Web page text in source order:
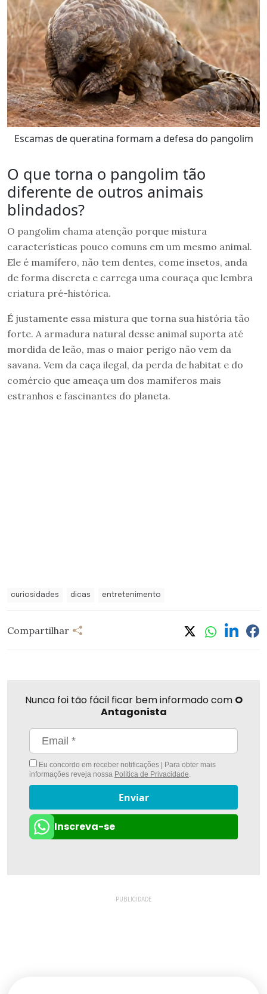
Escamas de queratina formam a defesa do pangolim
O que torna o pangolim tão
diferente de outros animais
blindados?
O pangolim chama atenção porque mistura
características pouco comuns em um mesmo animal.
Ele é mamífero, não tem dentes, come insetos, anda
de forma discreta e carrega uma couraça que lembra
criatura pré-histórica.
É justamente essa mistura que torna sua história tão
forte. A armadura natural desse animal suporta até
mordida de leão, mas o maior perigo não vem da
savana. Vem da caça ilegal, da perda de habitat e do
comércio que ameaça um dos mamíferos mais
estranhos e fascinantes do planeta.
curiosidades dicas entretenimento
Compartilhar
Nunca foi tão fácil ficar bem informado com O
Antagonista
Eu concordo em receber notificações | Para obter mais
informações reveja nossa Política de Privacidade.
Enviar
Inscreva-se